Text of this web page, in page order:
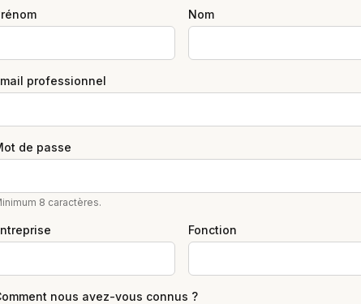
Nom
professionnel
de passe
8 caractères.
Fonction
nous avez-vous connus ?